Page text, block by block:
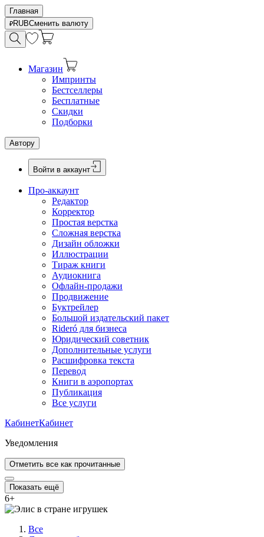
Главная
RUBСменить валюту
Магазин
Импринты
Бестселлеры
Бесплатные
Скидки
Подборки
Автору
Войти в аккаунт
Про-аккаунт
Редактор
Корректор
Простая верстка
Сложная верстка
Дизайн обложки
Иллюстрации
Тираж книги
Аудиокнига
Офлайн-продажи
Продвижение
Буктрейлер
Большой издательский пакет
Rideró для бизнеса
Юридический советник
Дополнительные услуги
Расшифровка текста
Перевод
Книги в аэропортах
Публикация
Все услуги
КабинетКабинет
Уведомления
Отметить все как прочитанные
Показать ещё
6+
Все